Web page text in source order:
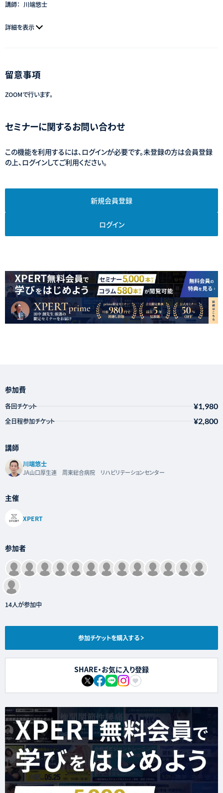
参加費
各回チケット ¥1,980
全日程参加チケット ¥2,800
講師
川端悠士
JA山口厚生連 周東総合病院 リハビリテーションセンター
主催
XPERT
参加者
14人が参加中
参加チケットを購入する
SHARE・お気に入り登録
講師： 川端悠士
詳細を表示
留意事項
ZOOMで行います。
セミナーに関するお問い合わせ
この機能を利用するには、ログインが必要です。未登録の方は会員登録
の上、ログインしてご利用ください。
新規会員登録
ログイン